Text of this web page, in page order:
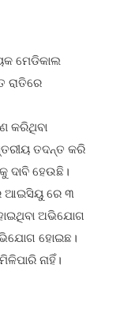
ମେଡିକାଲ
ରାତିରେ
କରିଥିବା
ତଦନ୍ତ କରି
ଦାବି ହେଉଛି।
ଆଇସିୟୁ ରେ ୩
ଅଭିଯୋଗ
ହୋଇଛ।
ନାହିଁ।